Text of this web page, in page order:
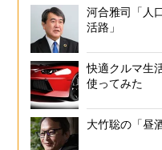
河合雅司「人
活路」
快適クルマ生
使ってみた
大竹聡の「昼